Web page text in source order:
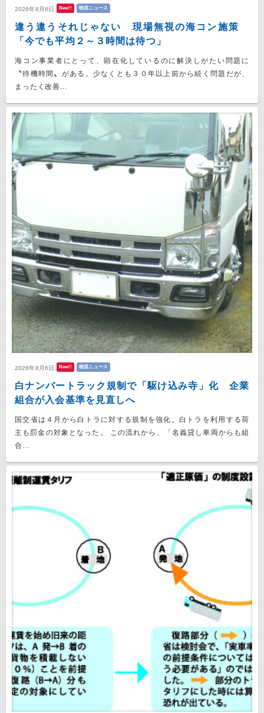
2026年8月6日 New!! 物流ニュース
違う違うそれじゃない 現場無視の海コン施策
「今でも平均２～３時間は待つ」
海コン事業者にとって、顕在化しているのに解決しがたい問題に
〝待機時間〟がある。少なくとも３０年以上前から続く問題だが、
まったく改善...
2026年8月6日 New!! 物流ニュース
白ナンバートラック規制で「駆け込み寺」化 企業
組合が入会基準を見直しへ
国交省は４月から白トラに対する規制を強化。白トラを利用する荷
主も罰金の対象となった。 この流れから、「名義貸し車両からも組
合...